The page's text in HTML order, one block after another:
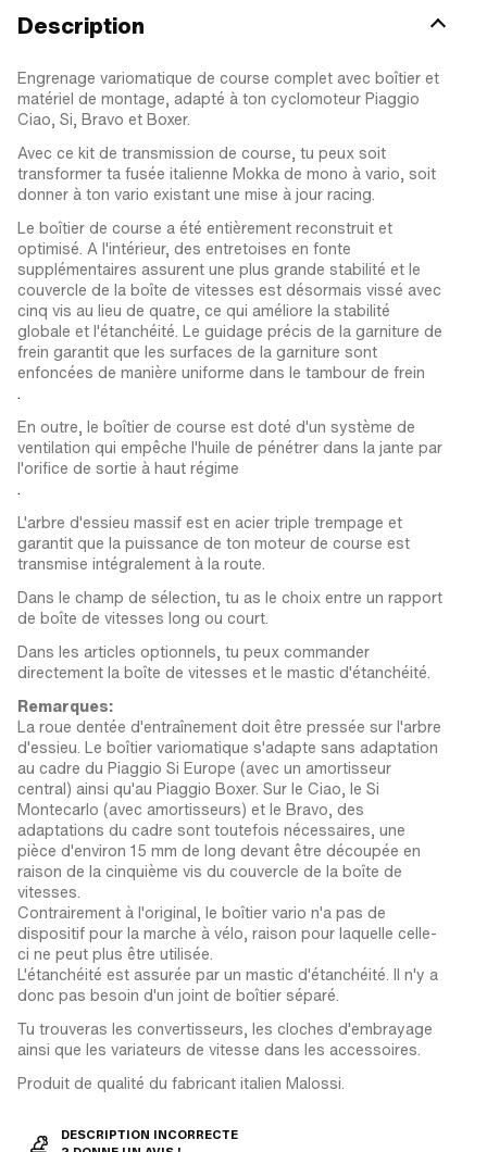
Description
Engrenage variomatique de course complet avec boîtier et
matériel de montage, adapté à ton cyclomoteur Piaggio
Ciao, Si, Bravo et Boxer.
Avec ce kit de transmission de course, tu peux soit
transformer ta fusée italienne Mokka de mono à vario, soit
donner à ton vario existant une mise à jour racing.
Le boîtier de course a été entièrement reconstruit et
optimisé. A l'intérieur, des entretoises en fonte
supplémentaires assurent une plus grande stabilité et le
couvercle de la boîte de vitesses est désormais vissé avec
cinq vis au lieu de quatre, ce qui améliore la stabilité
globale et l'étanchéité. Le guidage précis de la garniture de
frein garantit que les surfaces de la garniture sont
enfoncées de manière uniforme dans le tambour de frein
.
En outre, le boîtier de course est doté d'un système de
ventilation qui empêche l'huile de pénétrer dans la jante par
l'orifice de sortie à haut régime
.
L'arbre d'essieu massif est en acier triple trempage et
garantit que la puissance de ton moteur de course est
transmise intégralement à la route.
Dans le champ de sélection, tu as le choix entre un rapport
de boîte de vitesses long ou court.
Dans les articles optionnels, tu peux commander
directement la boîte de vitesses et le mastic d'étanchéité.
Remarques:
La roue dentée d'entraînement doit être pressée sur l'arbre
d'essieu. Le boîtier variomatique s'adapte sans adaptation
au cadre du Piaggio Si Europe (avec un amortisseur
central) ainsi qu'au Piaggio Boxer. Sur le Ciao, le Si
Montecarlo (avec amortisseurs) et le Bravo, des
adaptations du cadre sont toutefois nécessaires, une
pièce d'environ 15 mm de long devant être découpée en
raison de la cinquième vis du couvercle de la boîte de
vitesses.
Contrairement à l'original, le boîtier vario n'a pas de
dispositif pour la marche à vélo, raison pour laquelle celle-
ci ne peut plus être utilisée.
L'étanchéité est assurée par un mastic d'étanchéité. Il n'y a
donc pas besoin d'un joint de boîtier séparé.
Tu trouveras les convertisseurs, les cloches d'embrayage
ainsi que les variateurs de vitesse dans les accessoires.
Produit de qualité du fabricant italien Malossi.
DESCRIPTION INCORRECTE